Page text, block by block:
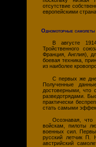
отсутствие
европейскими
Одномоторные самолеты
В августе
Тройственного
Франция, Англия),
боевая техника,
из наиболее
С первых же
Полученные
достоверными, что
разведотрядами.
практически
стать самыми
Осознавая, что
войскам, пилоты
военных сил.
русский летчик П.
австрийский